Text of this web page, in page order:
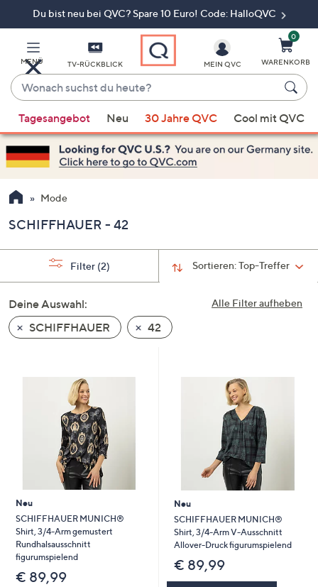
Du bist neu bei QVC? Spare 10 Euro! Code: HalloQVC
MENÜ TV-RÜCKBLICK
Wonach
suchst
du
heute?
Vorschläge
verfügbar
sind,
verwenden
Sie
Pfeiltasten
nach
und
nach
unten
oder
um
diese
anzuzeigen.
MEIN QVC
0
WARENKORB
Tagesangebot Neu 30 Jahre QVC Cool mit QVC
Mode
SCHIFFHAUER - 42
Sortieren:Top-Treffer
Filter (2)
Alle Filter aufheben
Deine Auswahl:
SCHIFFHAUER
42
Neu
SCHIFFHAUER MUNICH®
Shirt, 3/4-Arm gemustert
Rundhalsausschnitt
figurumspielend
€ 89,99
Neu
SCHIFFHAUER MUNICH®
Shirt, 3/4-Arm V-Ausschnitt
Allover-Druck figurumspielend
€ 89,99